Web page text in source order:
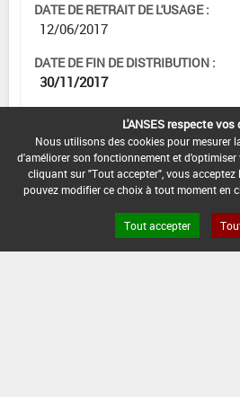
DATE DE RETRAIT DE L'USAGE :
12/06/2017
DATE DE FIN DE DISTRIBUTION :
30/11/2017
DATE DE FIN D'UTILISATION :
30/11/2018
[15105915]
L'ANSES respecte vos
Nous utilisons des cookies pour mesurer
d'améliorer son fonctionnement et d'optimiser
cliquant sur "Tout accepter", vous
pouvez modifier ce choix à tout moment en
Tout accepter